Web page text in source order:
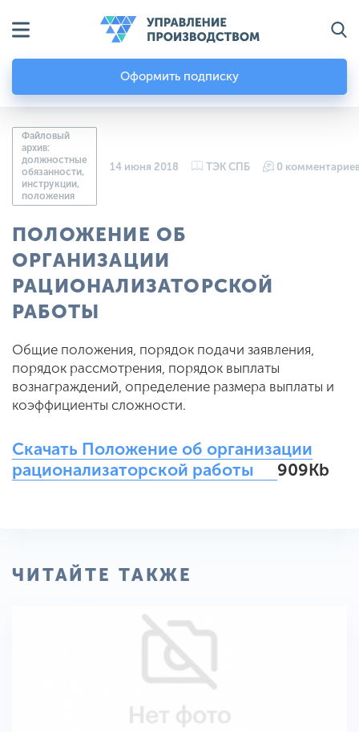
Оформить подписку
Файловый
архив:
должностные
обязанности,
инструкции,
положения
14 июня 2018 ТЭК СПБ 0
ПОЛОЖЕНИЕ ОБ
ОРГАНИЗАЦИИ
РАЦИОНАЛИЗАТОРСКОЙ
РАБОТЫ
Общие положения, порядок подачи заявления,
порядок рассмотрения, порядок выплаты
вознаграждений, определение размера выплаты и
коэффициенты сложности.
Скачать Положение об организации
рационализаторской работы
909Kb
ЧИТАЙТЕ ТАКЖЕ